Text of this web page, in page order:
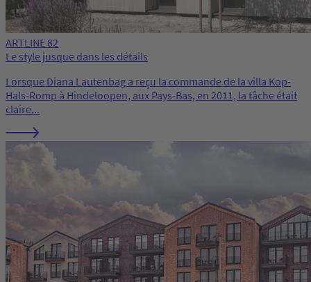
ARTLINE 82
Le style jusque dans les détails
Lorsque Diana Lautenbag a reçu la commande de la villa Kop-
Hals-Romp à Hindeloopen, aux Pays-Bas, en 2011, la tâche était
claire...